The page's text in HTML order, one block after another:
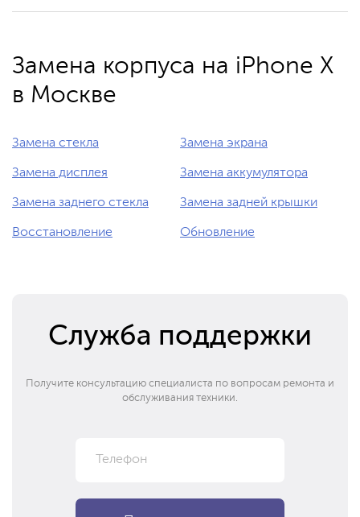
Замена корпуса на iPhone X
в Москве
Замена стекла Замена экрана
Замена дисплея Замена аккумулятора
Замена заднего стекла Замена задней крышки
Восстановление Обновление
Служба поддержки
Получите консультацию специалиста по вопросам ремонта и
обслуживания техники.